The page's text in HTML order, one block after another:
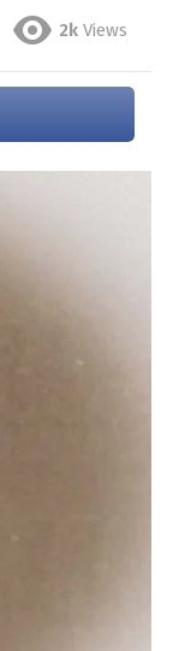
2k Views